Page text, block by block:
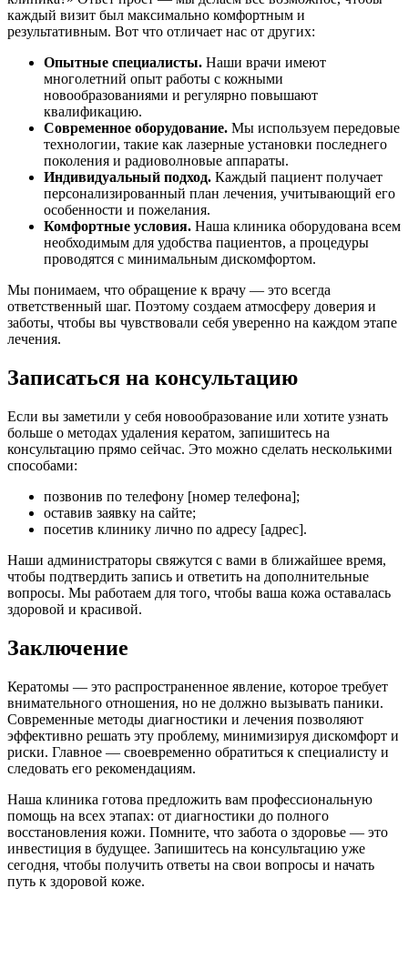
каждый визит был максимально комфортным и
результативным. Вот что отличает нас от других:
Опытные специалисты. Наши врачи имеют
многолетний опыт работы с кожными
новообразованиями и регулярно повышают
квалификацию.
Современное оборудование. Мы используем передовые
технологии, такие как лазерные установки последнего
поколения и радиоволновые аппараты.
Индивидуальный подход. Каждый пациент получает
персонализированный план лечения, учитывающий его
особенности и пожелания.
Комфортные условия. Наша клиника оборудована всем
необходимым для удобства пациентов, а процедуры
проводятся с минимальным дискомфортом.
Мы понимаем, что обращение к врачу — это всегда
ответственный шаг. Поэтому создаем атмосферу доверия и
заботы, чтобы вы чувствовали себя уверенно на каждом этапе
лечения.
Записаться на консультацию
Если вы заметили у себя новообразование или хотите узнать
больше о методах удаления кератом, запишитесь на
консультацию прямо сейчас. Это можно сделать несколькими
способами:
позвонив по телефону [номер телефона];
оставив заявку на сайте;
посетив клинику лично по адресу [адрес].
Наши администраторы свяжутся с вами в ближайшее время,
чтобы подтвердить запись и ответить на дополнительные
вопросы. Мы работаем для того, чтобы ваша кожа оставалась
здоровой и красивой.
Заключение
Кератомы — это распространенное явление, которое требует
внимательного отношения, но не должно вызывать паники.
Современные методы диагностики и лечения позволяют
эффективно решать эту проблему, минимизируя дискомфорт и
риски. Главное — своевременно обратиться к специалисту и
следовать его рекомендациям.
Наша клиника готова предложить вам профессиональную
помощь на всех этапах: от диагностики до полного
восстановления кожи. Помните, что забота о здоровье — это
инвестиция в будущее. Запишитесь на консультацию уже
сегодня, чтобы получить ответы на свои вопросы и начать
путь к здоровой коже.